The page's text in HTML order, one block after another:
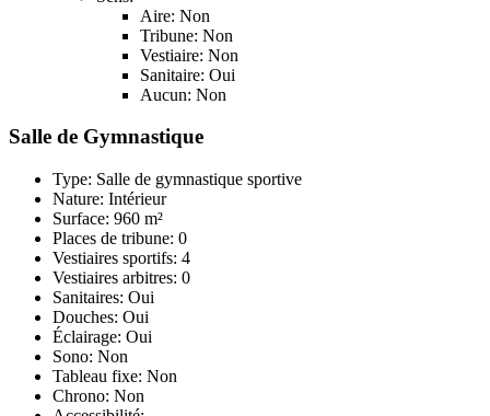
Aire: Non
Tribune: Non
Vestiaire: Non
Sanitaire: Oui
Aucun: Non
Salle de Gymnastique
Type: Salle de gymnastique sportive
Nature: Intérieur
Surface: 960 m²
Places de tribune: 0
Vestiaires sportifs: 4
Vestiaires arbitres: 0
Sanitaires: Oui
Douches: Oui
Éclairage: Oui
Sono: Non
Tableau fixe: Non
Chrono: Non